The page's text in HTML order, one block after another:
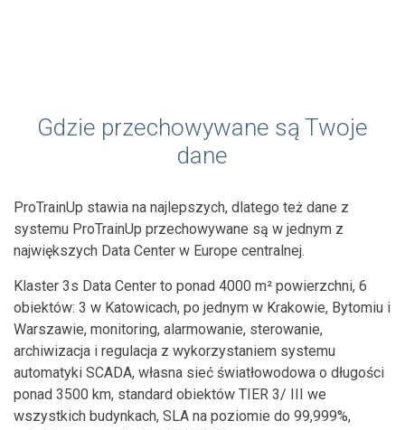
Gdzie przechowywane są Twoje
dane
ProTrainUp stawia na najlepszych, dlatego też dane z
systemu ProTrainUp przechowywane są w jednym z
największych Data Center w Europe centralnej.
Klaster 3s Data Center to ponad 4000 m² powierzchni, 6
obiektów: 3 w Katowicach, po jednym w Krakowie, Bytomiu i
Warszawie, monitoring, alarmowanie, sterowanie,
archiwizacja i regulacja z wykorzystaniem systemu
automatyki SCADA, własna sieć światłowodowa o długości
ponad 3500 km, standard obiektów TIER 3/ III we
wszystkich budynkach, SLA na poziomie do 99,999%,